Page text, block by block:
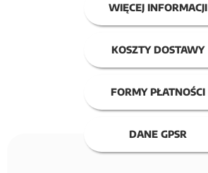
WIĘCEJ INFORMACJI
KOSZTY DOSTAWY
FORMY PŁATNOŚCI
DANE GPSR